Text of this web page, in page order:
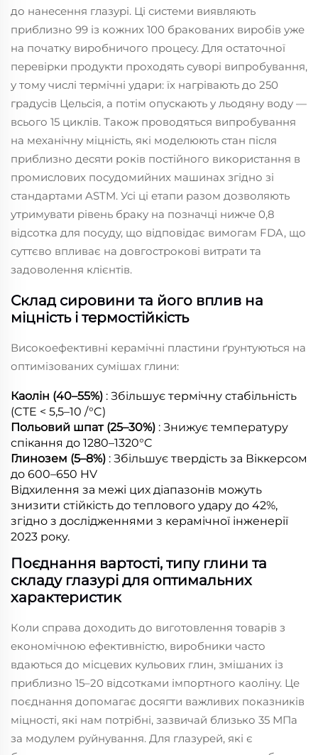
до нанесення глазурі. Ці системи виявляють
приблизно 99 із кожних 100 бракованих виробів уже
на початку виробничого процесу. Для остаточної
перевірки продукти проходять суворі випробування,
у тому числі термічні удари: їх нагрівають до 250
градусів Цельсія, а потім опускають у льодяну воду —
всього 15 циклів. Також проводяться випробування
на механічну міцність, які моделюють стан після
приблизно десяти років постійного використання в
промислових посудомийних машинах згідно зі
стандартами ASTM. Усі ці етапи разом дозволяють
утримувати рівень браку на позначці нижче 0,8
відсотка для посуду, що відповідає вимогам FDA, що
суттєво впливає на довгострокові витрати та
задоволення клієнтів.
Склад сировини та його вплив на
міцність і термостійкість
Високоефективні керамічні пластини ґрунтуються на
оптимізованих сумішах глини:
Каолін (40–55%) : Збільшує термічну стабільність
(CTE < 5,5–10 /°C)
Польовий шпат (25–30%) : Знижує температуру
спікання до 1280–1320°C
Глинозем (5–8%) : Збільшує твердість за Віккерсом
до 600–650 HV
Відхилення за межі цих діапазонів можуть
знизити стійкість до теплового удару до 42%,
згідно з дослідженнями з керамічної інженерії
2023 року.
Поєднання вартості, типу глини та
складу глазурі для оптимальних
характеристик
Коли справа доходить до виготовлення товарів з
економічною ефективністю, виробники часто
вдаються до місцевих кульових глин, змішаних із
приблизно 15–20 відсотками імпортного каоліну. Це
поєднання допомагає досягти важливих показників
міцності, які нам потрібні, зазвичай близько 35 МПа
за модулем руйнування. Для глазурей, які є